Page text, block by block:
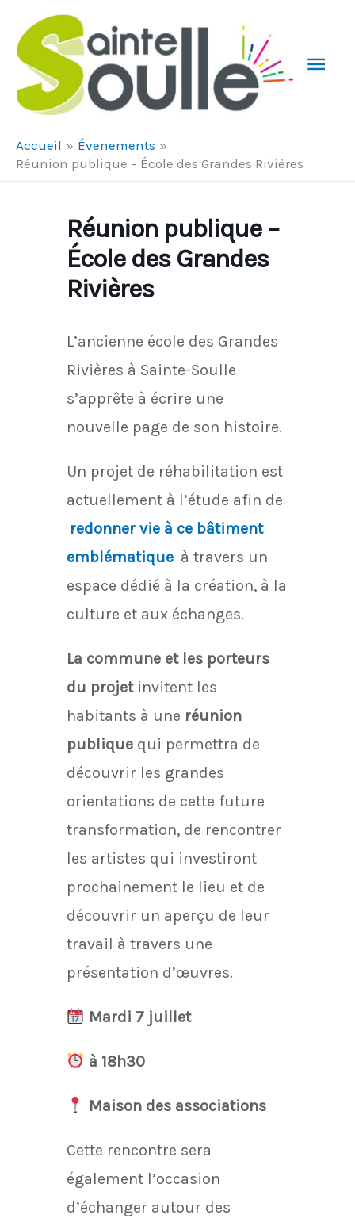
Accueil
Évenements
Réunion publique – École des Grandes Rivières
Réunion publique –
École des Grandes
Rivières
L’ancienne école des Grandes
Rivières à Sainte-Soulle
s’apprête à écrire une
nouvelle page de son histoire.
Un projet de réhabilitation est
actuellement à l’étude afin de
redonner vie à ce bâtiment
emblématique à travers un
espace dédié à la création, à la
culture et aux échanges.
La commune et les porteurs
du projetinvitent les
habitants à une réunion
publique qui permettra de
découvrir les grandes
orientations de cette future
transformation, de rencontrer
les artistes qui investiront
prochainement le lieu et de
découvrir un aperçu de leur
travail à travers une
présentation d’œuvres.
Mardi 7 juillet
à 18h30
Maison des associations
Cette rencontre sera
également l’occasion
d’échanger autour des